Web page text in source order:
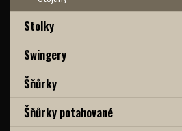
Stolky
Swingery
Šňůrky
Šňůrky potahované